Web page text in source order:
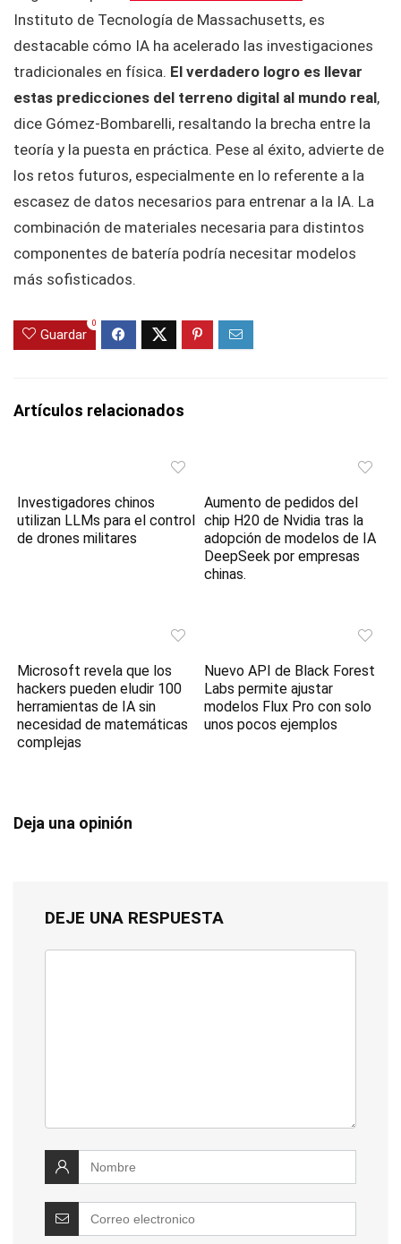
Instituto de Tecnología de Massachusetts, es
destacable cómo IA ha acelerado las investigaciones
tradicionales en física. El verdadero logro es llevar
estas predicciones del terreno digital al mundo real,
dice Gómez-Bombarelli, resaltando la brecha entre la
teoría y la puesta en práctica. Pese al éxito, advierte de
los retos futuros, especialmente en lo referente a la
escasez de datos necesarios para entrenar a la IA. La
combinación de materiales necesaria para distintos
componentes de batería podría necesitar modelos
más sofisticados.
Guardar
0
Artículos relacionados
Investigadores chinos
utilizan LLMs para el control
de drones militares
Aumento de pedidos del
chip H20 de Nvidia tras la
adopción de modelos de IA
DeepSeek por empresas
chinas.
Microsoft revela que los
hackers pueden eludir 100
herramientas de IA sin
necesidad de matemáticas
complejas
Nuevo API de Black Forest
Labs permite ajustar
modelos Flux Pro con solo
unos pocos ejemplos
Deja una opinión
DEJE UNA RESPUESTA